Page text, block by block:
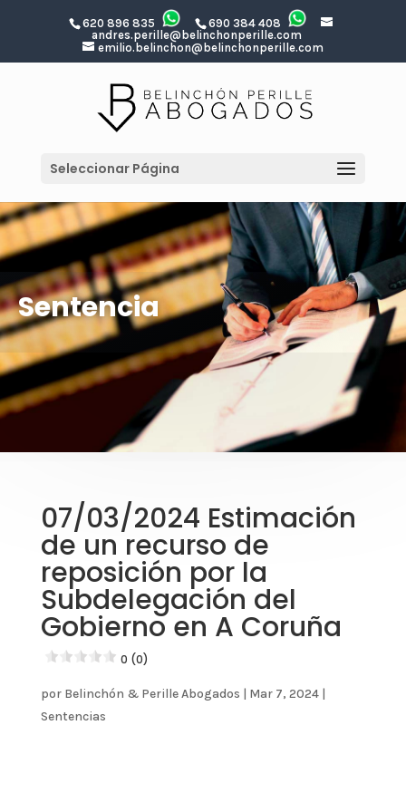
620 896 835
690 384 408
andres.perille@belinchonperille.com
emilio.belinchon@belinchonperille.com
Seleccionar Página
Sentencia
07/03/2024 Estimación
de un recurso de
reposición por la
Subdelegación del
Gobierno en A Coruña
0 (0)
por Belinchón & Perille Abogados | Mar 7, 2024|
Sentencias